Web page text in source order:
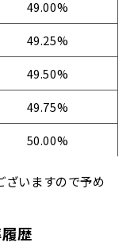
49.00%
49.25%
49.50%
49.75%
50.00%
ざいますので予め
歴